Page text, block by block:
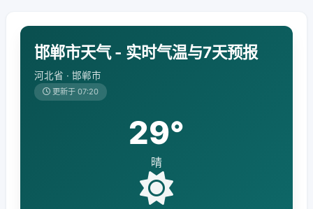
邯郸市天气 - 实时气温与7天预报
河北省 · 邯郸市
更新于 07:20
29°
晴